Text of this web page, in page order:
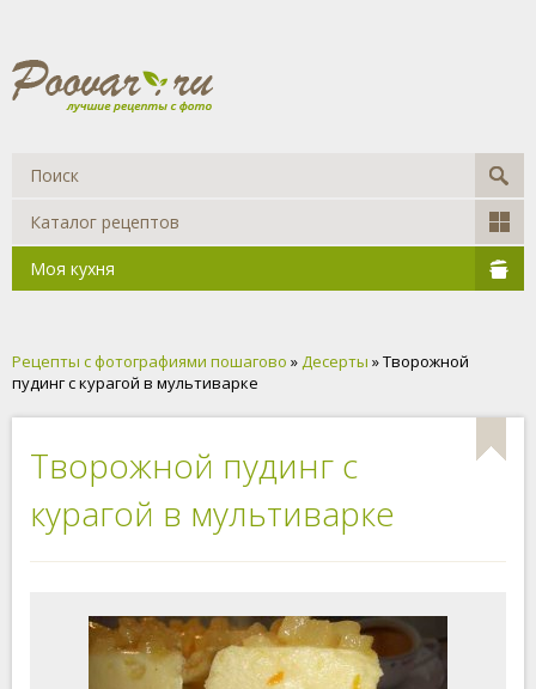
Каталог рецептов
Моя кухня
Рецепты с фотографиями пошагово »Десерты » Творожной
пудинг с курагой в мультиварке
Творожной пудинг с
курагой в мультиварке